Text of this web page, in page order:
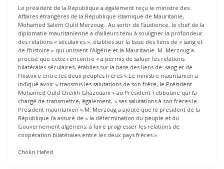
Le président de la République a également reçu le ministre des
Affaires étrangères de la République islamique de Mauritanie,
Mohamed Salem Ould Merzoug. Au sortir de l’audience, le chef de la
diplomatie mauritanienne a d’ailleurs tenu à souligner la profondeur
des relations « séculaires », établies sur la base des liens de « sang et
de l’histoire » qui unissent l’Algérie et la Mauritanie. M. Merzoug a
précisé que cette rencontre « a permis de saluer les relations
bilatérales séculaires, établies sur la base des liens de sang et de
l’histoire entre les deux peuples frères ».Le ministre mauritanien a
indiqué avoir « transmis les salutations de son frère, le Président
Mohamed Ould Cheikh Ghazouani » au Président Tebboune qui l’a
chargé de transmettre, également, « ses salutations à son frères le
Président mauritanien ».M. Merzoug a ajouté que le président de la
République l’a assuré de « la détermination du peuple et du
Gouvernement algériens, à faire progresser les relations de
coopération bilatérales entre les deux pays frères ».
Chokri Hafed